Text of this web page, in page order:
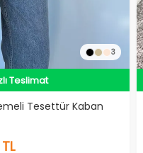
3
Ürün
Teslimat
Ürün
Ürün
Tesettür Kaban